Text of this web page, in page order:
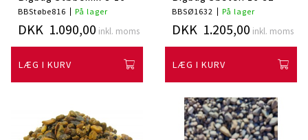
BBStøbe816 På lager
DKK 1.090,00 inkl. moms
LÆG I KURV
BBSØ1632 På lager
DKK 1.205,00 inkl. moms
LÆG I KURV